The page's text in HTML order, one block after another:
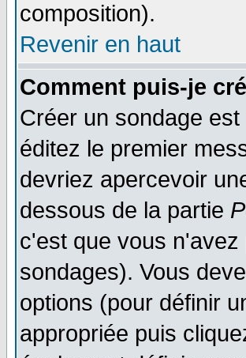
composition).
Revenir en haut
Comment puis-je
Créer un sondage
éditez le premier
devriez apercevoir
dessous de la partie
c'est que vous
sondages). Vous
options (pour définir
appropriée puis